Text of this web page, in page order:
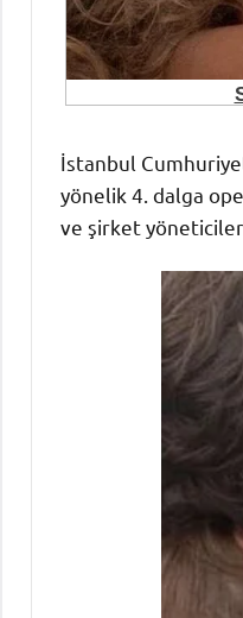
İstanbul
yönelik 4. dalga
ve şirket yöneticileri